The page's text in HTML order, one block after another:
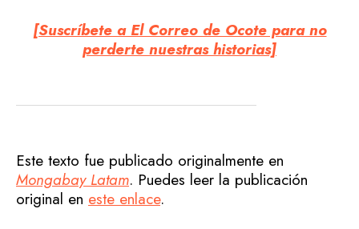
[Suscríbete a El Correo de Ocote para no
perderte nuestras historias]
Este texto fue publicado originalmente en
Mongabay Latam. Puedes leer la publicación
original en este enlace.